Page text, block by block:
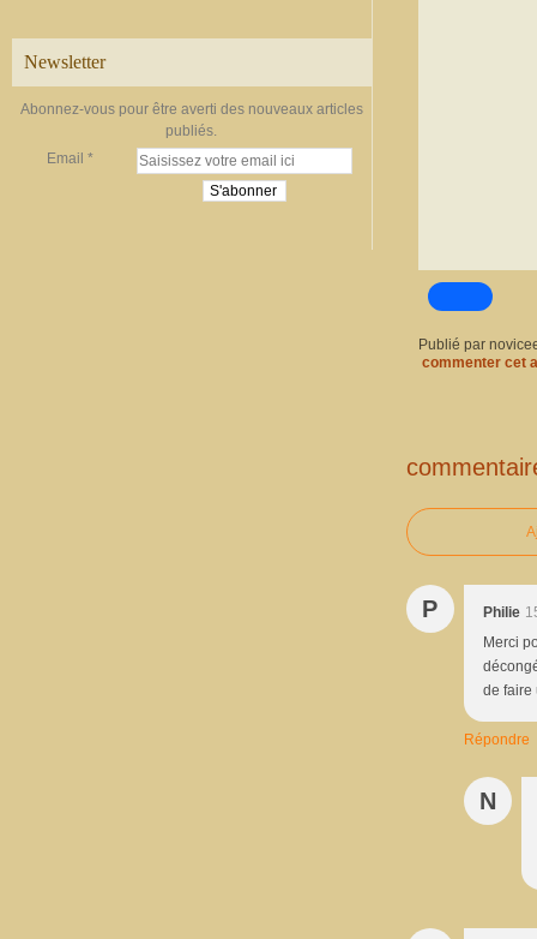
Newsletter
Abonnez-vous pour être averti des nouveaux articles
publiés.
Email
Publié par
commenter cet
P Philie
Merci
de faire
Répondre
N